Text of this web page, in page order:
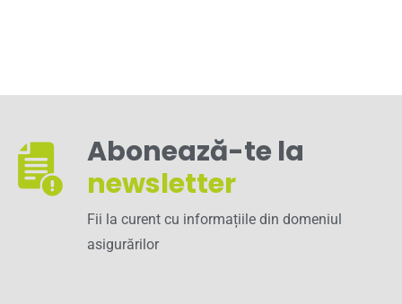
Abonează-te la
newsletter
Fii la curent cu informațiile din domeniul
asigurărilor